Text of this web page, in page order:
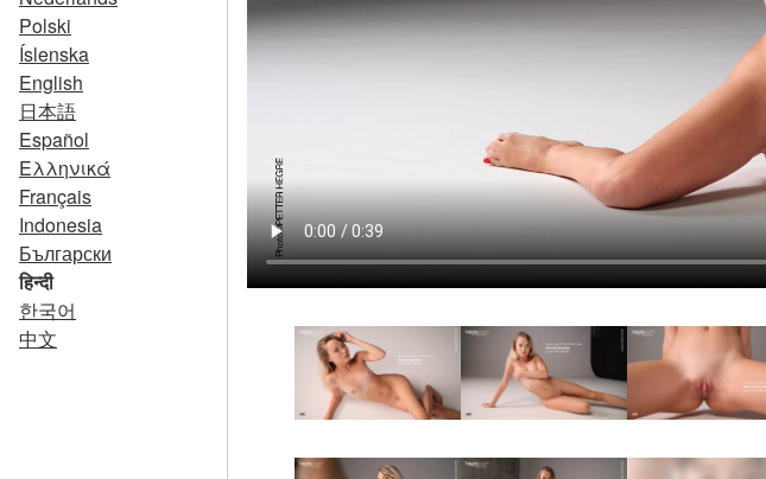
Polski
Íslenska
English
日本語
Español
Ελληνικά
Français
Indonesia
Български
हिन्दी
한국어
中文